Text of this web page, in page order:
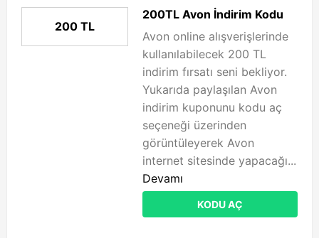
200 TL
200TL Avon İndirim Kodu
Avon online alışverişlerinde
kullanılabilecek 200 TL
indirim fırsatı seni bekliyor.
Yukarıda paylaşılan Avon
indirim kuponunu kodu aç
seçeneği üzerinden
görüntüleyerek Avon
internet sitesinde yapacağı...
Devamı
KODU AÇ